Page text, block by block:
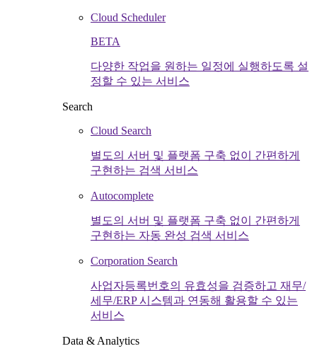
Cloud Scheduler
BETA
다양한 작업을 원하는 일정에 실행하도록 설
정할 수 있는 서비스
Search
Cloud Search
별도의 서버 및 플랫폼 구축 없이 간편하게
구현하는 검색 서비스
Autocomplete
별도의 서버 및 플랫폼 구축 없이 간편하게
구현하는 자동 완성 검색 서비스
Corporation Search
사업자등록번호의 유효성을 검증하고 재무/
세무/ERP 시스템과 연동해 활용할 수 있는
서비스
Data & Analytics